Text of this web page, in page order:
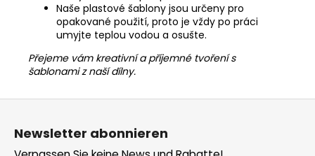
Naše plastové šablony jsou určeny pro
opakované použití, proto je vždy po práci
umyjte teplou vodou a osušte.
Přejeme vám kreativní a příjemné tvoření s
šablonami z naší dílny.
Newsletter abonnieren